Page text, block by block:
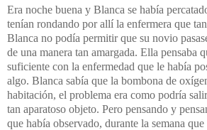
Era noche buena y Blanca se había
tenían rondando por allí la enfermera que
Blanca no podía permitir que su novio
de una manera tan amargada. Ella pensaba
suficiente con la enfermedad que le había
algo. Blanca sabía que la bombona de
habitación, el problema era como podría
tan aparatoso objeto. Pero pensando y
que había observado, durante la semana